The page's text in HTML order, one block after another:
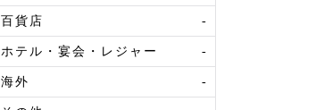
百貨店 -
ホテル・宴会・レジャー -
海外 -